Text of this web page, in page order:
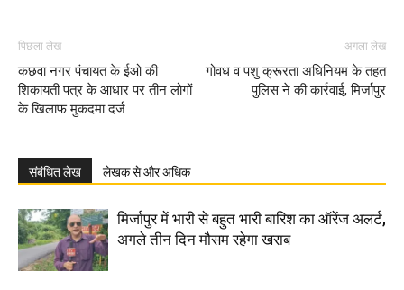
पिछला लेख
कछवा नगर पंचायत के ईओ की
शिकायती पत्र के आधार पर तीन लोगों
के खिलाफ मुकदमा दर्ज
अगला लेख
गोवध व पशु क्रूरता अधिनियम के तहत
पुलिस ने की कार्रवाई, मिर्जापुर
संबंधित लेख लेखक से और अधिक
मिर्जापुर में भारी से बहुत भारी बारिश का ऑरेंज अलर्ट,
अगले तीन दिन मौसम रहेगा खराब